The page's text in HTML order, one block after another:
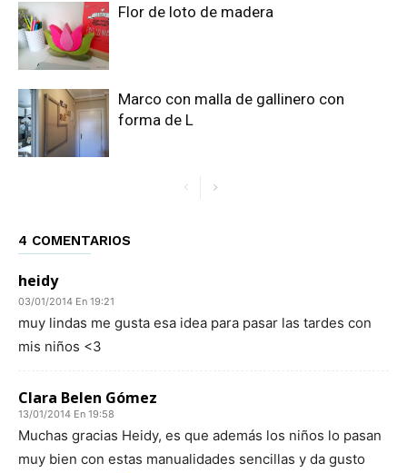
Flor de loto de madera
Marco con malla de gallinero con
forma de L
4 COMENTARIOS
heidy
03/01/2014 En 19:21
muy lindas me gusta esa idea para pasar las tardes con
mis niños <3
Clara Belen Gómez
13/01/2014 En 19:58
Muchas gracias Heidy, es que además los niños lo pasan
muy bien con estas manualidades sencillas y da gusto